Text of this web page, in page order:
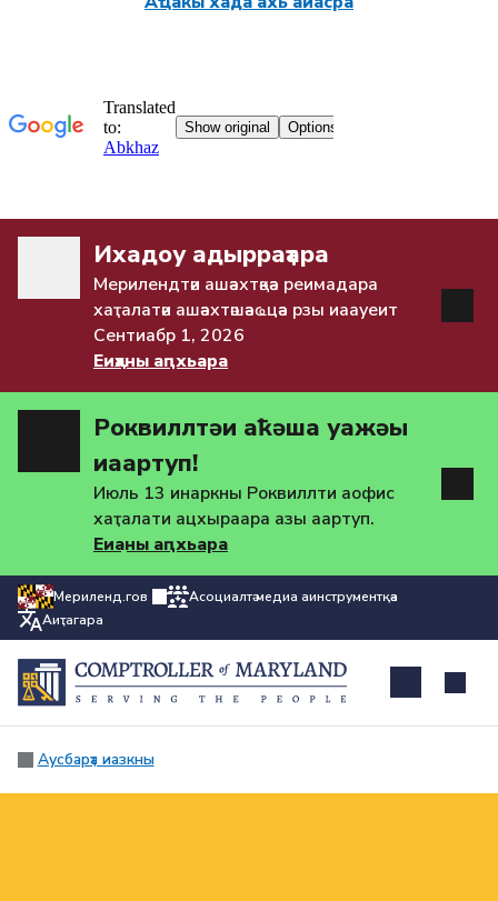
Ихадоу адырраҭара
Мерилендтәи ашәахтәқәа реимадара
хаҭалатәи ашәахтәшәаҩцәа рзы иаауеит
Сентиабр 1, 2026
Еиҳаны аԥхьара
Роквиллтәи аҟәша уажәы
иаартуп!
Июль 13 инаркны Роквиллтәи аофис
хаҭалатәи ацхыраара азы аартуп.
Еиҳаны аԥхьара
Мериленд.гов
Асоциалтә медиа аинструментқәа
Аиҭагара
Аусбарҭа иазкны